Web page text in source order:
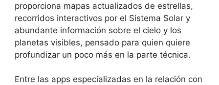
proporciona mapas actualizados de estrellas,
recorridos interactivos por el Sistema Solar y
abundante información sobre el cielo y los
planetas visibles, pensado para quien quiere
profundizar un poco más en la parte técnica.
Entre las apps especializadas en la relación con